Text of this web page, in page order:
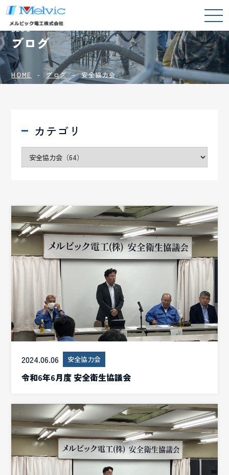
BLOG
ブログ
HOME ブログ 安全協力会
カテゴリ
2024.06.06 安全協力会
令和6年6月度 安全衛生協議会